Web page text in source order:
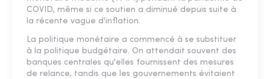
COVID, même si ce soutien a diminué depuis suite à
la récente vague d'inflation.
La politique monétaire a commencé à se substituer
à la politique budgétaire. On attendait souvent des
banques centrales qu'elles fournissent des mesures
de relance, tandis que les gouvernements évitaient